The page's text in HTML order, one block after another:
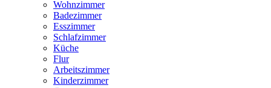
Wohnzimmer
Badezimmer
Esszimmer
Schlafzimmer
Küche
Flur
Arbeitszimmer
Kinderzimmer